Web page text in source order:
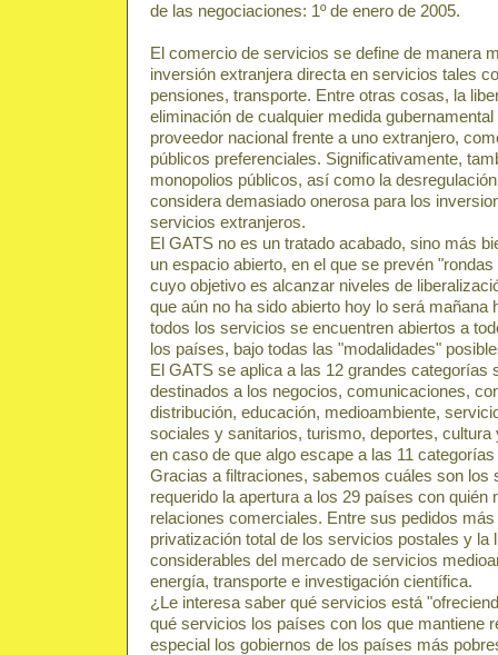
de las negociaciones: 1º de enero de 2005.
El comercio de servicios se define de manera
inversión extranjera directa en servicios tales
pensiones, transporte. Entre otras cosas, la
eliminación de cualquier medida
proveedor nacional frente a uno extranjero,
públicos preferenciales. Significativamente,
monopolios públicos, así como la
considera demasiado onerosa para los
servicios extranjeros.
El GATS no es un tratado acabado, sino más
un espacio abierto, en el que se prevén
cuyo objetivo es alcanzar niveles de
que aún no ha sido abierto hoy lo será mañana
todos los servicios se encuentren abiertos a
los países, bajo todas las "modalidades"
El GATS se aplica a las 12 grandes categorías
destinados a los negocios, comunicaciones,
distribución, educación, medioambiente,
sociales y sanitarios, turismo, deportes, cultura
en caso de que algo escape a las 11
Gracias a filtraciones, sabemos cuáles son los
requerido la apertura a los 29 países con quién
relaciones comerciales. Entre sus pedidos
privatización total de los servicios postales y la
considerables del mercado de servicios
energía, transporte e investigación científica.
¿Le interesa saber qué servicios está
qué servicios los países con los que mantiene
especial los gobiernos de los países más